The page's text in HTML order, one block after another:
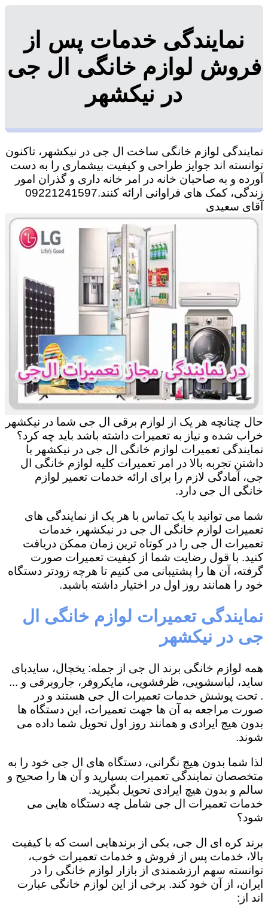
نمایندگی خدمات پس از
فروش لوازم خانگی ال جی
در نیکشهر
نمایندگی لوازم خانگی ساخت ال جی در نیکشهر، تاکنون
توانسته اند جوایز طراحی و کیفیت بیشماری را به دست
آورده و به صاحبان خانه در امر خانه داری و گذران امور
زندگی، کمک های فراوانی ارائه کنند.09221241597
آقای سعیدی
حال چنانچه هر یک از لوازم برقی ال جی شما در نیکشهر
خراب شده و نیاز به تعمیرات داشته باشد باید چه کرد؟
نمایندگی تعمیرات لوازم خانگی ال جی در نیکشهر با
داشتن تجربه بالا در امر تعمیرات کلیه لوازم خانگی ال
جی، آمادگی لازم را برای ارائه خدمات تعمیر لوازم
خانگی ال جی دارد.
شما می توانید با یک تماس با هر یک از نمایندگی های
تعمیرات لوازم خانگی ال جی در نیکشهر، خدمات
تعمیرات ال جی را در کوتاه ترین زمان ممکن دریافت
کنید. با قول رضایت شما از کیفیت تعمیرات صورت
گرفته، آن ها را پشتیبانی می کنیم تا هرچه زودتر دستگاه
خود را همانند روز اول در اختیار داشته باشید.
نمایندگی تعمیرات لوازم خانگی ال
جی در نیکشهر
همه لوازم خانگی برند ال جی از جمله: یخچال، سایدبای
ساید، لباسشویی، ظرفشویی، مایکروفر، جاروبرقی و ...
. تحت پوشش خدمات تعمیرات ال جی هستند و در
صورت مراجعه به آن ها جهت تعمیرات، این دستگاه ها
بدون هیچ ایرادی و همانند روز اول تحویل شما داده می
شوند.
لذا شما بدون هیچ نگرانی، دستگاه های ال جی خود را به
متخصصان نمایندگی تعمیرات بسپارید و آن ها را صحیح و
سالم و بدون هیچ ایرادی تحویل بگیرید.
خدمات تعمیرات ال جی شامل چه دستگاه هایی می
شود؟
برند کره ای ال جی، یکی از برندهایی است که با کیفیت
بالا، خدمات پس از فروش و خدمات تعمیرات خوب،
توانسته سهم ارزشمندی از بازار لوازم خانگی را در
ایران، از آن خود کند. برخی از این لوازم خانگی عبارت
اند از: